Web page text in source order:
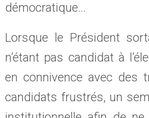
démocratique…
Lorsque le Président
n’étant pas candidat à
en connivence avec des
candidats frustrés, un